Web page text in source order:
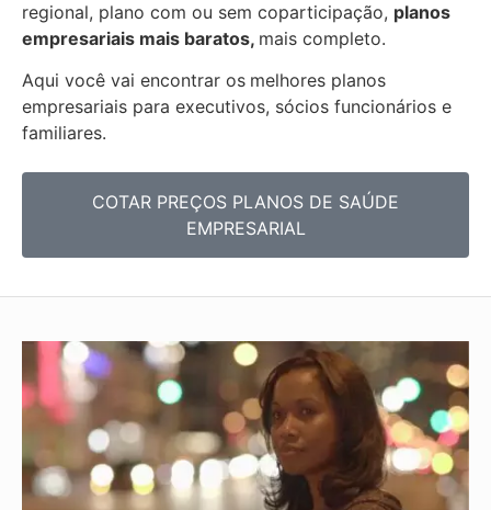
regional, plano com ou sem coparticipação, planos
empresariais mais baratos, mais completo.
Aqui você vai encontrar os melhores planos
empresariais para executivos, sócios funcionários e
familiares.
COTAR PREÇOS PLANOS DE SAÚDE
EMPRESARIAL